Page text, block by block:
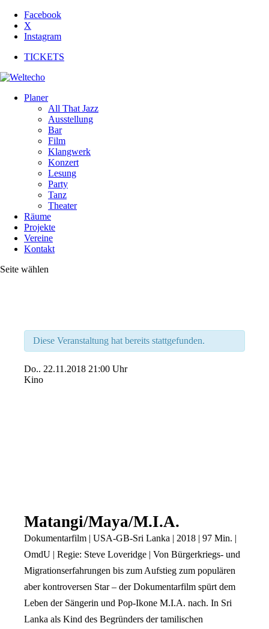
Facebook
X
Instagram
TICKETS
Planer
All That Jazz
Ausstellung
Bar
Film
Klangwerk
Konzert
Lesung
Party
Tanz
Theater
Räume
Projekte
Vereine
Kontakt
Seite wählen
Diese Veranstaltung hat bereits stattgefunden.
Do.. 22.11.2018 21:00 Uhr
Kino
Matangi/Maya/M.I.A.
Dokumentarfilm | USA-GB-Sri Lanka | 2018 | 97 Min. |
OmdU | Regie: Steve Loveridge | Von Bürgerkriegs- und
Migrationserfahrungen bis zum Aufstieg zum populären
aber kontroversen Star – der Dokumentarfilm spürt dem
Leben der Sängerin und Pop-Ikone M.I.A. nach. In Sri
Lanka als Kind des Begründers der tamilischen